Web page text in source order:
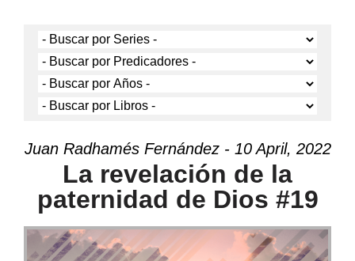
Juan Radhamés Fernández - 10 April, 2022
La revelación de la
paternidad de Dios #19